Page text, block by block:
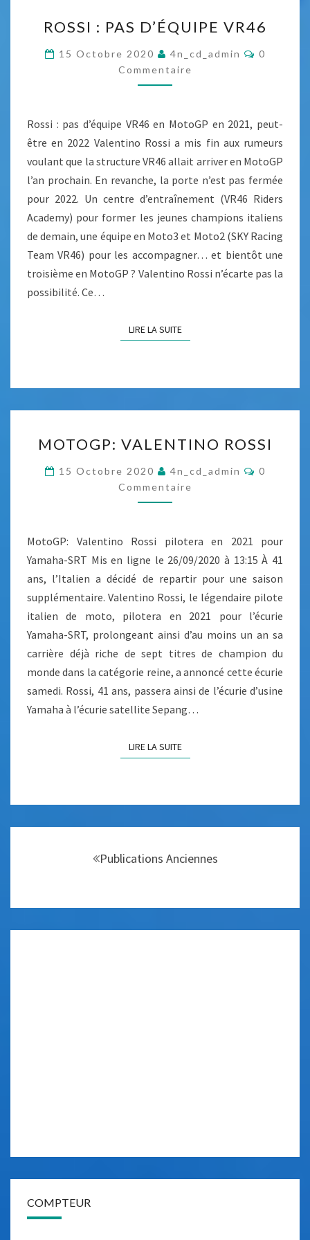
U
V
D
-
1
9
O
S
S
I
P
A
S
D
’
É
Q
U
I
V
6
ROSSI : PAS D’ÉQUIPE VR46
15 Octobre 2020 4n_cd_admin
C
A
I
R
E
0
Commentaire
Rossi : pas d’équipe VR46 en MotoGP en 2021, peut-
être en 2022 Valentino Rossi a mis fin aux rumeurs
voulant que la structure VR46 allait arriver en MotoGP
l’an prochain. En revanche, la porte n’est pas fermée
pour 2022. Un centre d’entraînement (VR46 Riders
Academy) pour former les jeunes champions italiens
de demain, une équipe en Moto3 et Moto2 (SKY Racing
Team VR46) pour les accompagner… et bientôt une
troisième en MotoGP ? Valentino Rossi n’écarte pas la
possibilité. Ce…
LIRE LA SUITELIRE LA SUITE
O
T
O
G
:
V
A
L
E
N
T
I
N
O
O
I
MOTOGP: VALENTINO ROSSI
15 Octobre 2020 4n_cd_admin
C
I
R
E
0
Commentaire
MotoGP: Valentino Rossi pilotera en 2021 pour
Yamaha-SRT Mis en ligne le 26/09/2020 à 13:15 À 41
ans, l’Italien a décidé de repartir pour une saison
supplémentaire. Valentino Rossi, le légendaire pilote
italien de moto, pilotera en 2021 pour l’écurie
Yamaha-SRT, prolongeant ainsi d’au moins un an sa
carrière déjà riche de sept titres de champion du
monde dans la catégorie reine, a annoncé cette écurie
samedi. Rossi, 41 ans, passera ainsi de l’écurie d’usine
Yamaha à l’écurie satellite Sepang…
LIRE LA SUITELIRE LA SUITE
des
Publications Anciennes
COMPTEUR